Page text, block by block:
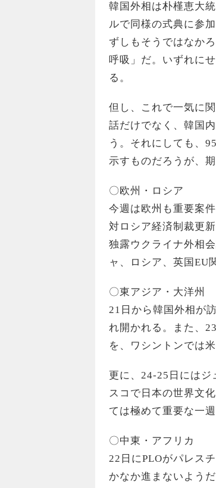
韓国外相は朴槿恵大
ルで同様の式典に参
ずしもそうではなか
呼吸」だ。いずれに
る。
但し、これで一気に
話だけでなく、韓国
う。それにしても、
示すものだろうが、
〇欧州・ロシア
今週は欧州も重要案
対ロシア経済制裁更
独露ウクライナ外相
ャ、ロシア、英国EU
〇東アジア・大洋州
21日から韓国外相が
れ開かれる。また、
を、ワシントンでは
更に、24-25日にはジ
スコで日本の世界文
ては極めて重要な一
〇中東・アフリカ
22日にPLOがパレス
かなか進まないよう